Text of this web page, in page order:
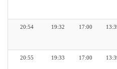
17:00
19:32
20:54
17:00
19:33
20:55